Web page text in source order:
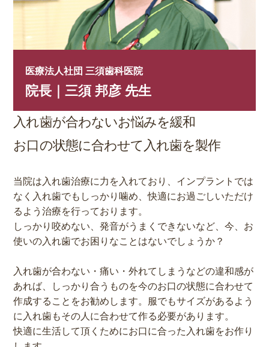
医療法人社団 三須歯科医院
院長｜三須 邦彦 先生
入れ歯が合わないお悩みを緩和
お口の状態に合わせて入れ歯を製作
当院は入れ歯治療に力を入れており、インプラントでは
なく入れ歯でもしっかり噛め、快適にお過ごしいただけ
るよう治療を行っております。
しっかり咬めない、発音がうまくできないなど、今、お
使いの入れ歯でお困りなことはないでしょうか？
入れ歯が合わない・痛い・外れてしまうなどの違和感が
あれば、しっかり合うものを今のお口の状態に合わせて
作成することをお勧めします。服でもサイズがあるよう
に入れ歯もその人に合わせて作る必要があります。
快適に生活して頂くためにお口に合った入れ歯をお作り